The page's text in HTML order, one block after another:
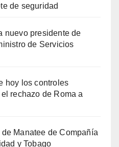
de seguridad
nuevo presidente de
de Servicios
hoy los controles
rechazo de Roma a
Manatee de Compañía
y Tobago